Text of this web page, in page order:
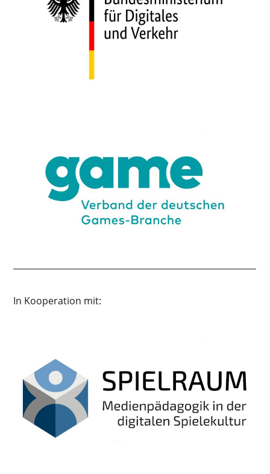
In Kooperation mit: